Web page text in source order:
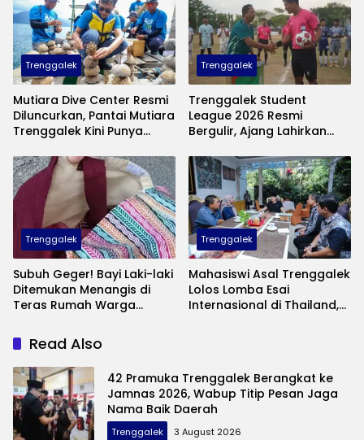
Trenggalek
Mutiara Dive Center Resmi
Diluncurkan, Pantai Mutiara
Trenggalek Kini Punya
Andalan
Trenggalek
Trenggalek Student
League 2026 Resmi
Bergulir, Ajang Lahirkan
Perebutkan Piala Bupati
Trenggalek
Subuh Geger! Bayi Laki-laki
Ditemukan Menangis di
Teras Rumah Warga
Pelaku Pembuangan
Trenggalek
Mahasiswi Asal Trenggalek
Lolos Lomba Esai
Internasional di Thailand,
Read Also
42 Pramuka Trenggalek Berangkat ke
Jamnas 2026, Wabup Titip Pesan Jaga
Nama Baik Daerah
Trenggalek 3 August 2026